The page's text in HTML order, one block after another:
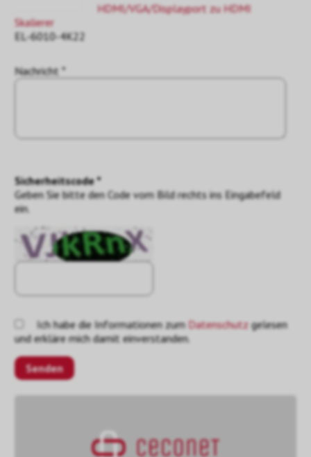
HDMI/VGA/Displayport zu HDMI
Skalierer
EL-6010-4K22
Nachricht *
Sicherheitscode *
Geben Sie bitte den Code vom Bild rechts ins Eingabefeld
ein.
Ich habe die Informationen zum Datenschutzgelesen
und erkläre mich damit einverstanden.